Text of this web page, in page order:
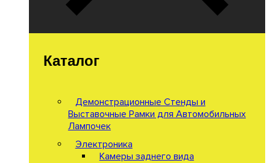
Каталог
Демонстрационные Стенды и
Выставочные Рамки для Автомобильных
Лампочек
Электроника
Камеры заднего вида